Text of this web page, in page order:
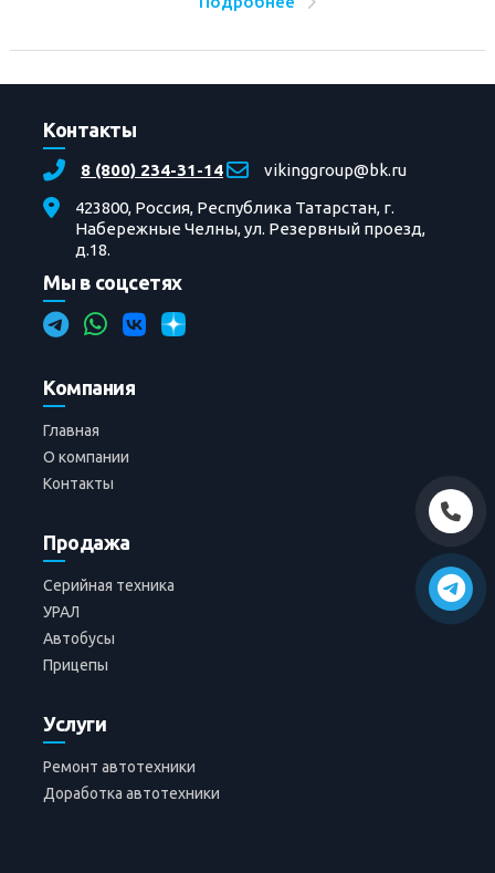
Контакты
8 (800) 234-31-14
vikinggroup@bk.ru
423800, Россия, Республика Татарстан, г.
Набережные Челны, ул. Резервный проезд,
д.18.
Мы в соцсетях
Компания
Главная
О компании
Контакты
Продажа
Серийная техника
УРАЛ
Автобусы
Прицепы
Услуги
Ремонт автотехники
Доработка автотехники